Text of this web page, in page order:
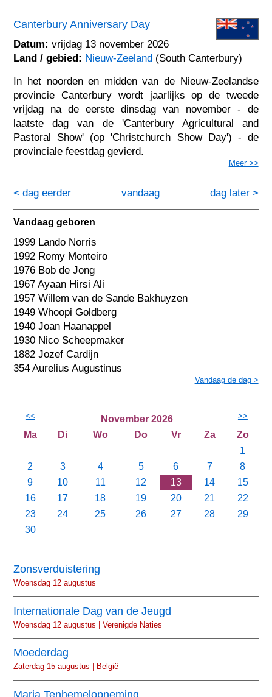
Canterbury Anniversary Day
Datum: vrijdag 13 november 2026
Land / gebied: Nieuw-Zeeland (South Canterbury)
In het noorden en midden van de Nieuw-Zeelandse
provincie Canterbury wordt jaarlijks op de tweede
vrijdag na de eerste dinsdag van november - de
laatste dag van de 'Canterbury Agricultural and
Pastoral Show' (op 'Christchurch Show Day') - de
provinciale feestdag gevierd.
Meer >>
< dag eerder dag later >
vandaag
Vandaag geboren
1999 Lando Norris
1992 Romy Monteiro
1976 Bob de Jong
1967 Ayaan Hirsi Ali
1957 Willem van de Sande Bakhuyzen
1949 Whoopi Goldberg
1940 Joan Haanappel
1930 Nico Scheepmaker
1882 Jozef Cardijn
354 Aurelius Augustinus
Vandaag de dag >
<< November 2026 >>
Ma Di Wo Do Vr Za
Zo
1
2
3 4 5 6 7
8
9
10 11 12 13 14
15
16
17 18 19 20 21
22
23
24 25 26 27 28
29
30
Zonsverduistering
Woensdag 12 augustus
Internationale Dag van de Jeugd
Woensdag 12 augustus | Verenigde Naties
Moederdag
Zaterdag 15 augustus | België
Maria Tenhemelopneming